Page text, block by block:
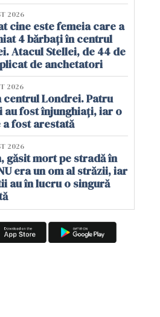
2026
cine este femeia care a
4 bărbați în centrul
Atacul Stellei, de 44 de
de anchetatori
2026
centrul Londrei. Patru
au fost înjunghiați, iar o
a fost arestată
2026
găsit mort pe stradă în
era un om al străzii, iar
au în lucru o singură